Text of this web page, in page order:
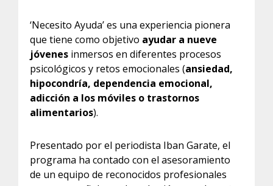
‘Necesito Ayuda’ es una experiencia pionera
que tiene como objetivo ayudar a nueve
jóvenes inmersos en diferentes procesos
psicológicos y retos emocionales (ansiedad,
hipocondría, dependencia emocional,
adicción a los móviles o trastornos
alimentarios).
Presentado por el periodista Iban Garate, el
programa ha contado con el asesoramiento
de un equipo de reconocidos profesionales